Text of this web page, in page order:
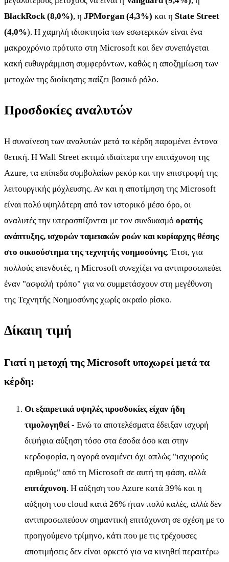
BlackRock (8,0%), η JPMorgan (4,3%) και η State Street
(4,0%). Η χαμηλή ιδιοκτησία των εσωτερικών είναι ένα
μακροχρόνιο πρότυπο στη Microsoft και δεν συνεπάγεται
κακή ευθυγράμμιση συμφερόντων, καθώς η αποζημίωση των
μετοχών της διοίκησης παίζει βασικό ρόλο.
Προσδοκίες αναλυτών
Η συναίνεση των αναλυτών μετά τα κέρδη παραμένει έντονα
θετική. Η Wall Street εκτιμά ιδιαίτερα την επιτάχυνση της
Azure, τα επίπεδα συμβολαίων ρεκόρ και την επιστροφή της
λειτουργικής μόχλευσης. Αν και η αποτίμηση της Microsoft
είναι πολύ υψηλότερη από τον ιστορικό μέσο όρο, οι
αναλυτές την υπερασπίζονται με τον συνδυασμό ορατής
ανάπτυξης, ισχυρών ταμειακών ροών και κυρίαρχης θέσης
στο οικοσύστημα της τεχνητής νοημοσύνης. Έτσι, για
πολλούς επενδυτές, η Microsoft συνεχίζει να αντιπροσωπεύει
έναν "ασφαλή τρόπο" για να συμμετάσχουν στη μεγέθυνση
της Τεχνητής Νοημοσύνης χωρίς ακραίο ρίσκο.
Δίκαιη τιμή
Γιατί η μετοχή της Microsoft υποχωρεί μετά τα
κέρδη:
Οι εξαιρετικά υψηλές προσδοκίες είχαν ήδη
τιμολογηθεί - Ενώ τα αποτελέσματα έδειξαν ισχυρή
διψήφια αύξηση τόσο στα έσοδα όσο και στην
κερδοφορία, η αγορά αναμένει όχι απλώς "ισχυρούς
αριθμούς" από τη Microsoft σε αυτή τη φάση, αλλά
επιτάχυνση. Η αύξηση του Azure κατά 39% και η
αύξηση του cloud κατά 26% ήταν πολύ καλές, αλλά δεν
αντιπροσωπεύουν σημαντική επιτάχυνση σε σχέση με το
προηγούμενο τρίμηνο, κάτι που με τις τρέχουσες
αποτιμήσεις δεν είναι αρκετό για να κινηθεί περαιτέρω